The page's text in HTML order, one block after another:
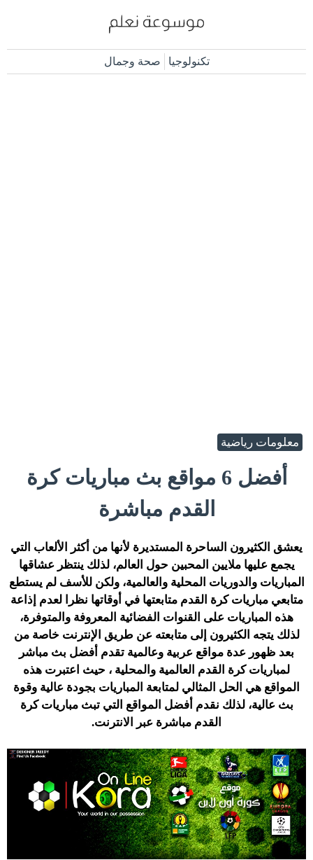
تكنولوجيا صحة وجمال
معلومات رياضية
أفضل 6 مواقع بث مباريات كرة
القدم مباشرة
يعشق الكثيرون الساحرة المستديرة لأنها من أكثر الألعاب التي
يجمع عليها ملايين المحبين حول العالم، لذلك ينتظر عشاقها
المباريات والدوريات المحلية والعالمية، ولكن للأسف لم يستطع
متابعي مباريات كرة القدم متابعتها في أوقاتها نظرا لعدم إذاعة
هذه المباريات على القنوات الفضائية المعروفة والمتوفرة،
لذلك يتجه الكثيرون إلى متابعته عن طريق الإنترنت خاصة من
بعد ظهور عدة مواقع عربية وعالمية تقدم أفضل بث مباشر
لمباريات كرة القدم العالمية والمحلية ، حيث اعتبرت هذه
المواقع هي الحل المثالي لمتابعة المباريات بجودة عالية وقوة
بث عالية، لذلك نقدم أفضل المواقع التي تبث مباريات كرة
القدم مباشرة عبر الانترنت.